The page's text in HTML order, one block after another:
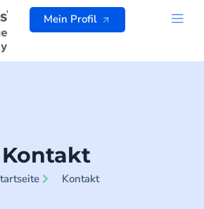
Mein Profil
Kontakt
Kontakt